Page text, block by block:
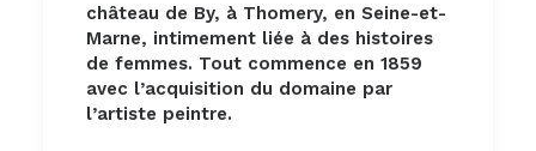
château de By, à Thomery, en Seine-et-
Marne, intimement liée à des histoires
de femmes. Tout commence en 1859
avec l’acquisition du domaine par
l’artiste peintre.